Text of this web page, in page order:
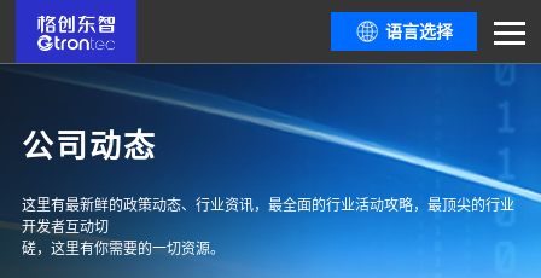
语言选择
公司动态
这里有最新鲜的政策动态、行业资讯，最全面的行业活动攻略，最顶尖的行业
开发者互动切
磋，这里有你需要的一切资源。